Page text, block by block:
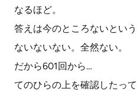
なるほど。
答えは今のところないという
ないないない。全然ない。
だから601回から…
てのひらの上を確認したって